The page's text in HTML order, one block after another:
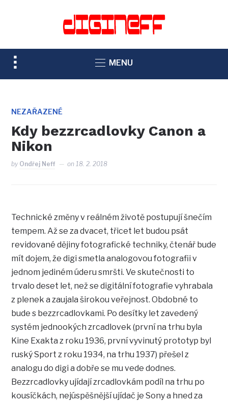
TOGGLE
SIDEBAR
NAVIGATION
MENU
NEZAŘAZENÉ
Kdy bezzrcadlovky Canon a
Nikon
by Ondřej Neff on18. 2. 2018
Technické změny v reálném životě postupují šnečím
tempem. Až se za dvacet, třicet let budou psát
revidované dějiny fotografické techniky, čtenář bude
mít dojem, že digi smetla analogovou fotografii v
jednom jediném úderu smršti. Ve skutečnosti to
trvalo deset let, než se digitální fotografie vyhrabala
z plenek a zaujala širokou veřejnost. Obdobné to
bude s bezzrcadlovkami. Po desítky let zavedený
systém jednookých zrcadlovek (první na trhu byla
Kine Exakta z roku 1936, první vyvinutý prototyp byl
ruský Sport z roku 1934, na trhu 1937) přešel z
analogu do digi a dobře se mu vede dodnes.
Bezzrcadlovky ujídají zrcadlovkám podíl na trhu po
kousíčkách, nejúspěšnější ujídač je Sony a hned za